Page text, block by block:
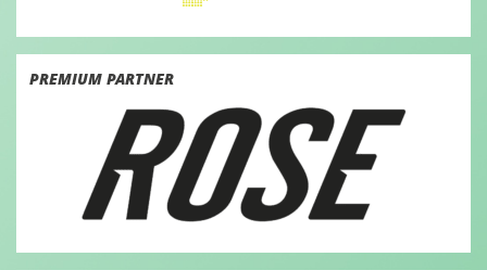
PREMIUM PARTNER